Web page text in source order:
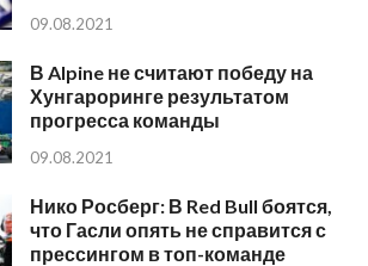
09.08.2021
В Alpine не считают победу на
Хунгароринге результатом
прогресса команды
09.08.2021
Нико Росберг: В Red Bull боятся,
что Гасли опять не справится с
прессингом в топ-команде